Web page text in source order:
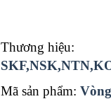
Thương hiệu:
Mã sản phẩm: